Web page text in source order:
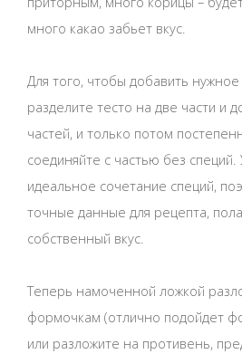
много какао забьет вкус.
Для того, чтобы добавить
разделите тесто на две части и
частей, и только потом
соединяйте с частью без специй.
идеальное сочетание специй,
точные данные для рецепта,
собственный вкус.
Теперь намоченной ложкой
формочкам (отлично подойдет
или разложите на противень,